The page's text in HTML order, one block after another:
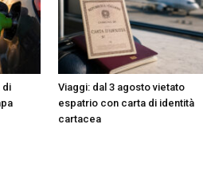
dei
di
Viaggi: dal 3 agosto vietato
espatrio con carta di identità
cartacea